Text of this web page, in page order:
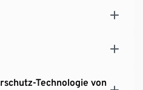
Rückenpartie
Technologie von